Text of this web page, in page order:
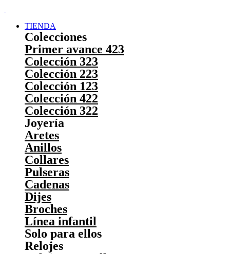
TIENDA
Colecciones
Primer avance 423
Colección 323
Colección 223
Colección 123
Colección 422
Colección 322
Joyería
Aretes
Anillos
Collares
Pulseras
Cadenas
Dijes
Broches
Línea infantil
Solo para ellos
Relojes